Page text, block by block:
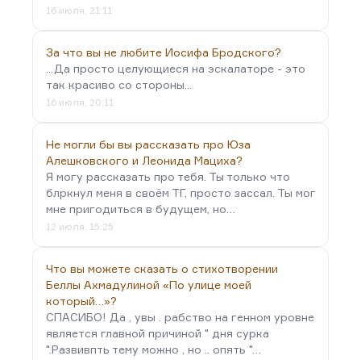
16 июля, 21:11
За что вы не любите Иосифа Бродского?
...Да просто целующиеся на эскалаторе - это
так красиво со стороны...
16 июля, 20:11
Не могли бы вы рассказать про Юза
Алешковского и Леонида Мациха?
Я могу рассказать про тебя. Ты только что
блркнул меня в своём ТГ, просто зассал. Ты мог
мне пригодиться в будущем, но…
12 июля, 15:25
Что вы можете сказать о стихотворении
Беллы Ахмадулиной «По улице моей
который…»?
СПАСИБО! Да , увы . рабство на генном уровне
является главной причиной " дня сурка
".Развивпть тему можно , но .. опять "…